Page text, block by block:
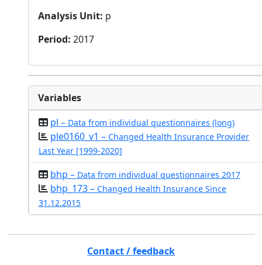
Analysis Unit: p
Period: 2017
Variables
pl – Data from individual questionnaires (long)
ple0160_v1 – Changed Health Insurance Provider
Last Year [1999-2020]
bhp – Data from individual questionnaires 2017
bhp_173 – Changed Health Insurance Since
31.12.2015
Contact / feedback